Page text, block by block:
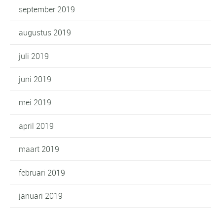
september 2019
augustus 2019
juli 2019
juni 2019
mei 2019
april 2019
maart 2019
februari 2019
januari 2019